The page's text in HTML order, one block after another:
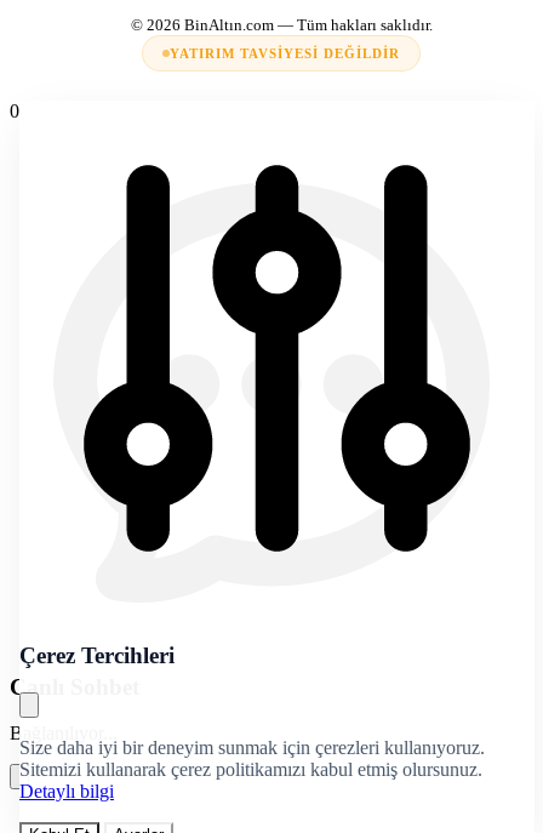
© 2026 BinAltın.com— Tüm hakları saklıdır.
YATIRIM TAVSIYESI DEĞILDIR
Çerez Tercihleri
Size daha iyi bir deneyim sunmak için çerezleri kullanıyoruz.
Sitemizi kullanarak çerez politikamızı kabul etmiş olursunuz.
Detaylı bilgi
0
Canlı Sohbet
Bağlanılıyor...